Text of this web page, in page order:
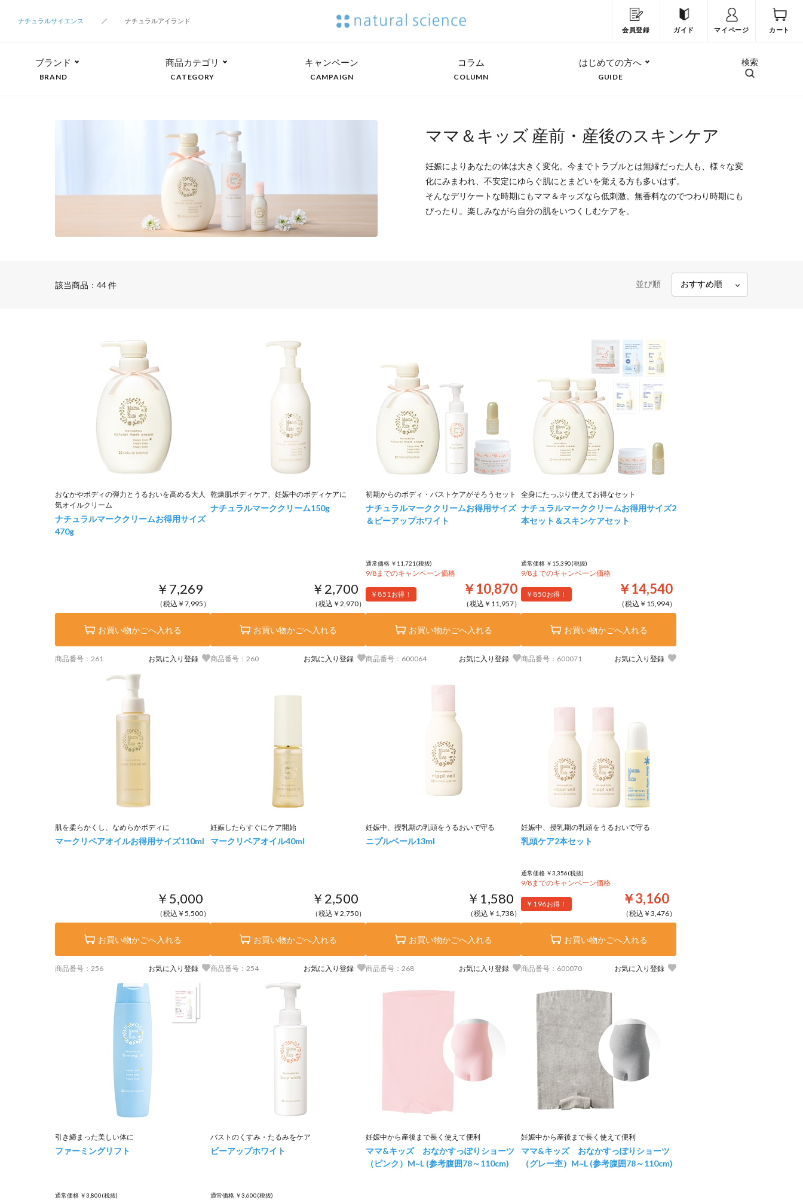
ナチュラルサイエンス
ナチュラルアイランド
会員登録
ガイド マイページ カート
ブランド
BRAND
商品カテゴリ
CATEGORY
キャンペーン
CAMPAIGN
コラム
COLUMN
はじめての方へ
GUIDE
検索
ママ＆キッズ 産前・産後のスキンケア
妊娠によりあなたの体は大きく変化。今までトラブルとは無縁だった人も、様々な変
化にみまわれ、不安定にゆらぐ肌にとまどいを覚える方も多いはず。
そんなデリケートな時期にもママ＆キッズなら低刺激。無香料なのでつわり時期にも
ぴったり。楽しみながら自分の肌をいつくしむケアを。
該当商品：44 件 並び順
おなかやボディの弾力とうるおいを高める大人
気オイルクリーム
ナチュラルマーククリームお得用サイズ
470g
￥7,269
（税込￥7,995）
お買い物かごへ入れる
商品番号：261 お気に入り登録
乾燥肌ボディケア、妊娠中のボディケアに
ナチュラルマーククリーム150g
￥2,700
（税込￥2,970）
お買い物かごへ入れる
商品番号：260 お気に入り登録
初期からのボディ・バストケアがそろうセット
ナチュラルマーククリームお得用サイズ
＆ビーアップホワイト
通常価格 ￥11,721(税抜)
9/8までのキャンペーン価格
￥851 お得！ ￥10,870
（税込￥11,957）
お買い物かごへ入れる
商品番号：600064 お気に入り登録
全身にたっぷり使えてお得なセット
ナチュラルマーククリームお得用サイズ2
本セット＆スキンケアセット
通常価格 ￥15,390(税抜)
9/8までのキャンペーン価格
￥850お得！ ￥14,540
（税込￥15,994）
お買い物かごへ入れる
商品番号：600071 お気に入り登録
肌を柔らかくし、なめらかボディに
マークリペアオイルお得用サイズ110ml
￥5,000
（税込￥5,500）
お買い物かごへ入れる
商品番号：256 お気に入り登録
妊娠したらすぐにケア開始
マークリペアオイル40ml
￥2,500
（税込￥2,750）
お買い物かごへ入れる
商品番号：254 お気に入り登録
妊娠中、授乳期の乳頭をうるおいで守る
ニプルベール13ml
￥1,580
（税込￥1,738）
お買い物かごへ入れる
商品番号：268 お気に入り登録
妊娠中、授乳期の乳頭をうるおいで守る
乳頭ケア2本セット
通常価格 ￥3,356(税抜)
9/8までのキャンペーン価格
￥196お得！ ￥3,160
（税込￥3,476）
お買い物かごへ入れる
商品番号：600070 お気に入り登録
引き締まった美しい体に
ファーミングリフト
通常価格 ￥3,800(税抜)
バストのくすみ・たるみをケア
ビーアップホワイト
通常価格 ￥3,600(税抜)
妊娠中から産後まで長く使えて便利
ママ&キッズ おなかすっぽりショーツ
（ピンク） M~L (参考腹囲78～110cm)
妊娠中から産後まで長く使えて便利
ママ&キッズ おなかすっぽりショーツ
（グレー杢） M~L (参考腹囲78～110cm)